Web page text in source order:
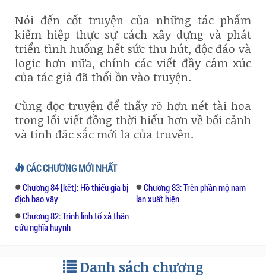
Nói đến cốt truyện của những tác phẩm
kiếm hiệp thực sự cách xây dựng và phát
triển tình huống hết sức thu hút, độc đáo và
logic hơn nữa, chính các viết đầy cảm xúc
của tác giả đã thổi ồn vào truyện.
Cùng đọc truyện để thấy rõ hơn nét tài hoa
trong lối viết đồng thời hiểu hơn về bối cảnh
và tính đặc sắc mới lạ của truyện.
CÁC CHƯƠNG MỚI NHẤT
Chương 84 [kết]: Hồ thiếu gia bị
địch bao vây
Chương 83: Trên phần mộ nam
lan xuất hiện
Chương 82: Trình linh tố xả thân
cứu nghĩa huynh
Danh sách chương